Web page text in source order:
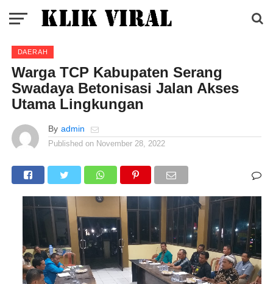
DAERAH
Warga TCP Kabupaten Serang
Swadaya Betonisasi Jalan Akses
Utama Lingkungan
By admin
Published on November 28, 2022